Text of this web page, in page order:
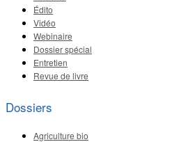
Édito
Vidéo
Webinaire
Dossier spécial
Entretien
Revue de livre
Dossiers
Agriculture bio